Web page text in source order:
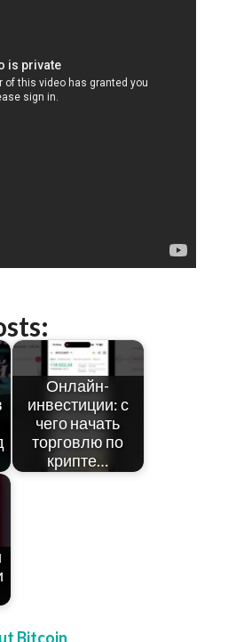
Онлайн-
инвестиции: с
чего начать
торговлю по
крипте…
Bitcoin